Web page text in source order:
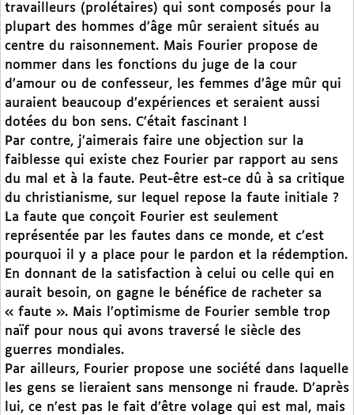
travailleurs (prolétaires) qui sont composés pour la
plupart des hommes d’âge mûr seraient situés au
centre du raisonnement. Mais Fourier propose de
nommer dans les fonctions du juge de la cour
d’amour ou de confesseur, les femmes d’âge mûr qui
auraient beaucoup d’expériences et seraient aussi
dotées du bon sens. C’était fascinant !
Par contre, j’aimerais faire une objection sur la
faiblesse qui existe chez Fourier par rapport au sens
du mal et à la faute. Peut-être est-ce dû à sa critique
du christianisme, sur lequel repose la faute initiale ?
La faute que conçoit Fourier est seulement
représentée par les fautes dans ce monde, et c’est
pourquoi il y a place pour le pardon et la rédemption.
En donnant de la satisfaction à celui ou celle qui en
aurait besoin, on gagne le bénéfice de racheter sa
« faute ». Mais l’optimisme de Fourier semble trop
naïf pour nous qui avons traversé le siècle des
guerres mondiales.
Par ailleurs, Fourier propose une société dans laquelle
les gens se lieraient sans mensonge ni fraude. D’après
lui, ce n’est pas le fait d’être volage qui est mal, mais